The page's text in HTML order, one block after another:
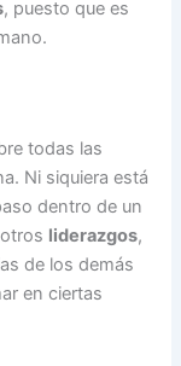
, puesto que es
todas las
Ni siquiera está
dentro de un
liderazgos,
de los demás
en ciertas